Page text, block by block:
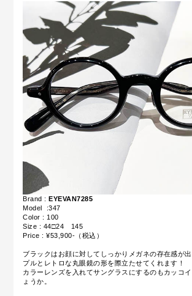
Brand :EYEVAN7285
Model :347
Color : 100
Size : 44□24 145
Price : ¥53,900-（税込）
ブラックはお顔に対してしっかりメガネの存在感が
プルとレトロな丸眼鏡の形を際立たせてくれます！
カラーレンズを入れてサングラスにするのもカッコ
ょうか。